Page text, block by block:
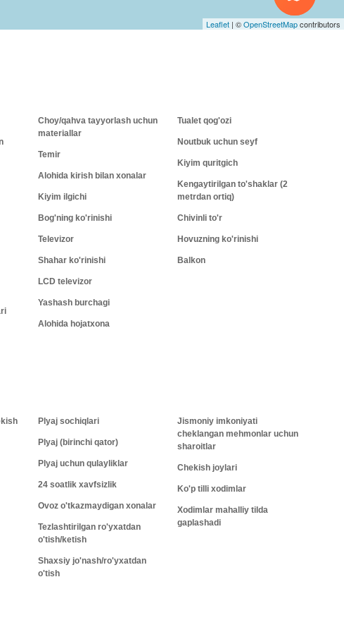
Leaflet | ©OpenStreetMapcontributors
Choy/qahva tayyorlash uchun
materiallar
Temir
Alohida kirish bilan xonalar
Kiyim ilgichi
Bog'ning ko'rinishi
Televizor
Shahar ko'rinishi
LCD televizor
Yashash burchagi
Alohida hojatxona
Tualet qog'ozi
Noutbuk uchun seyf
Kiyim quritgich
Kengaytirilgan to'shaklar (2
metrdan ortiq)
Chivinli to'r
Hovuzning ko'rinishi
Balkon
Plyaj sochiqlari
Plyaj (birinchi qator)
Plyaj uchun qulayliklar
24 soatlik xavfsizlik
Ovoz o'tkazmaydigan xonalar
Tezlashtirilgan ro'yxatdan
o'tish/ketish
Shaxsiy jo'nash/ro'yxatdan
o'tish
Jismoniy imkoniyati
cheklangan mehmonlar uchun
sharoitlar
Chekish joylari
Ko'p tilli xodimlar
Xodimlar mahalliy tilda
gaplashadi